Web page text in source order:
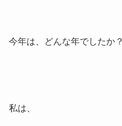
今年は、どんな年でしたか？
私は、